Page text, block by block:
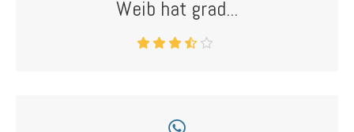
Weib hat grad...